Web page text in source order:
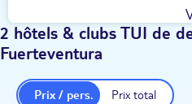
2 hôtels & clubs TUI de
Fuerteventura
Prix total
Prix / pers.